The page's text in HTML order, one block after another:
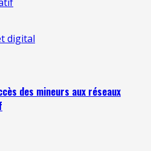
digital
des mineurs aux réseaux